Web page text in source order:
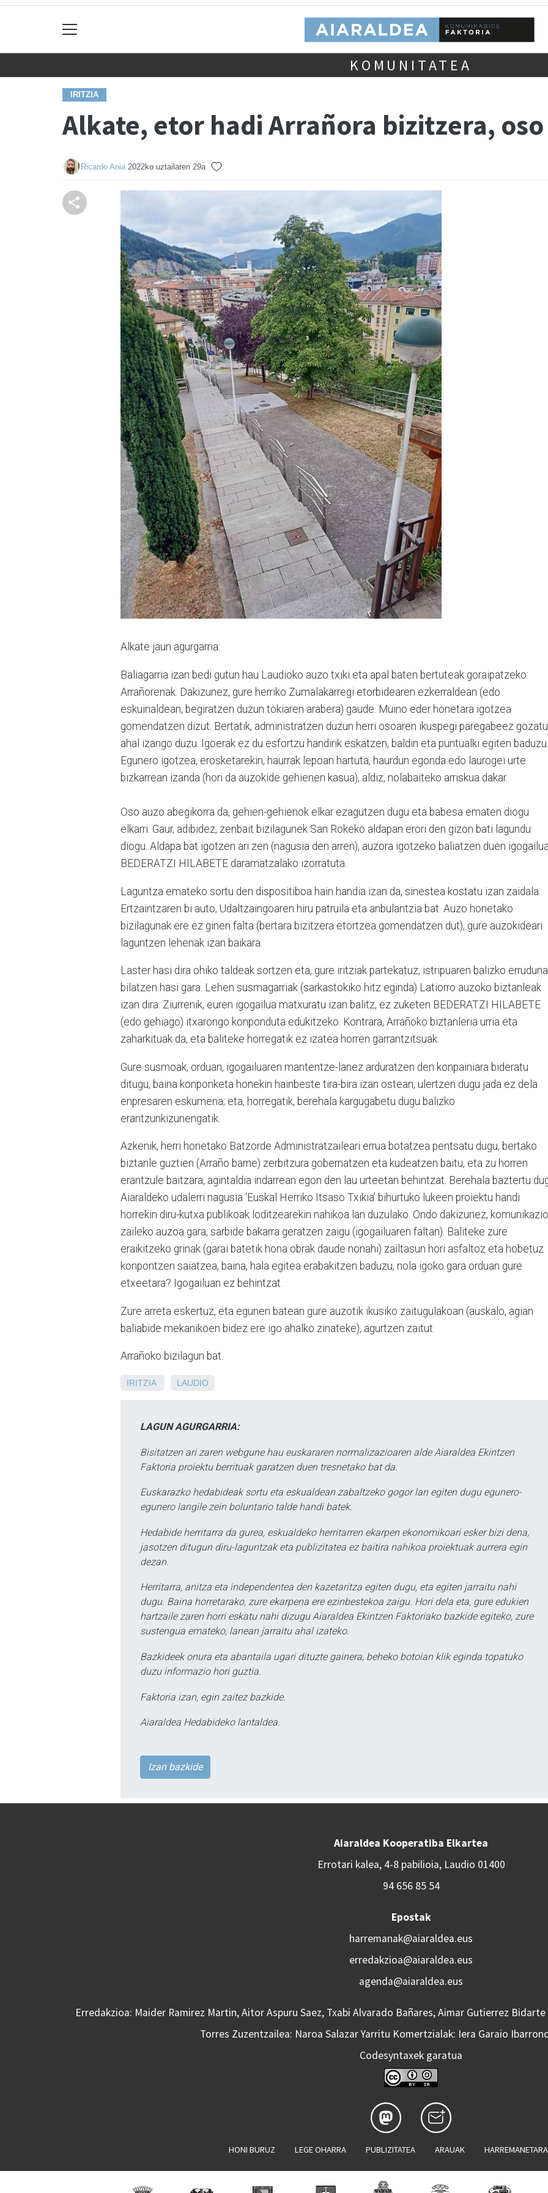
KOMUNITATEA
IRITZIA
Alkate, etor hadi Arrañora bizitzera,
Ricardo Ania 2022ko uztailaren 29a
Alkate jaun agurgarria:
Baliagarria izan bedi gutun hau Laudioko auzo txiki eta apal baten bertuteak goraipatzeko:
Arrañorenak. Dakizunez, gure herriko Zumalakarregi etorbidearen ezkerraldean (edo
eskuinaldean, begiratzen duzun tokiaren arabera) gaude. Muino eder honetara igotzea
gomendatzen dizut. Bertatik, administratzen duzun herri osoaren ikuspegi paregabeez gozatu
ahal izango duzu. Igoerak ez du esfortzu handirik eskatzen, baldin eta puntualki egiten baduzu.
Egunero igotzea, erosketarekin, haurrak lepoan hartuta, haurdun egonda edo laurogei urte
bizkarrean izanda (hori da auzokide gehienen kasua), aldiz, nolabaiteko arriskua dakar.
Oso auzo abegikorra da, gehien-gehienok elkar ezagutzen dugu eta babesa ematen diogu
elkarri. Gaur, adibidez, zenbait bizilagunek San Rokeko aldapan erori den gizon bati lagundu
diogu. Aldapa bat igotzen ari zen (nagusia den arren), auzora igotzeko baliatzen duen
BEDERATZI HILABETE daramatzalako izorratuta.
Laguntza emateko sortu den dispositiboa hain handia izan da, sinestea kostatu izan zaidala:
Ertzaintzaren bi auto, Udaltzaingoaren hiru patruila eta anbulantzia bat. Auzo honetako
bizilagunak ere ez ginen falta (bertara bizitzera etortzea gomendatzen dut), gure auzokideari
laguntzen lehenak izan baikara.
Laster hasi dira ohiko taldeak sortzen eta, gure iritziak partekatuz, istripuaren balizko
bilatzen hasi gara. Lehen susmagarriak (sarkastokiko hitz eginda) Latiorro auzoko biztanleak
izan dira. Ziurrenik, euren igogailua matxuratu izan balitz, ez zuketen BEDERATZI HILABETE
(edo gehiago) itxarongo konponduta edukitzeko. Kontrara, Arrañoko biztanleria urria eta
zaharkituak da, eta baliteke horregatik ez izatea horren garrantzitsuak.
Gure susmoak, orduan, igogailuaren mantentze-lanez arduratzen den konpainiara bideratu
ditugu, baina konponketa honekin hainbeste tira-bira izan ostean, ulertzen dugu jada ez dela
enpresaren eskumena; eta, horregatik, berehala kargugabetu dugu balizko
erantzunkizunengatik.
Azkenik, herri honetako Batzorde Administratzaileari errua botatzea pentsatu dugu, bertako
biztanle guztien (Arraño barne) zerbitzura gobernatzen eta kudeatzen baitu, eta zu horren
erantzule baitzara, agintaldia indarrean egon den lau urteetan behintzat. Berehala baztertu
Aiaraldeko udalerri nagusia ‘Euskal Herriko Itsaso Txikia’ bihurtuko lukeen proiektu handi
horrekin diru-kutxa publikoak loditzearekin nahikoa lan duzulako. Ondo dakizunez, komunikazio
zaileko auzoa gara, sarbide bakarra geratzen zaigu (igogailuaren faltan). Baliteke zure
eraikitzeko grinak (garai batetik hona obrak daude nonahi) zailtasun hori asfaltoz eta hobetuz
konpontzen saiatzea, baina, hala egitea erabakitzen baduzu, nola igoko gara orduan gure
etxeetara? Igogailuan ez behintzat.
Zure arreta eskertuz, eta egunen batean gure auzotik ikusiko zaitugulakoan (auskalo, agian
baliabide mekanikoen bidez ere igo ahalko zinateke), agurtzen zaitut.
Arrañoko bizilagun bat.
IRITZIA LAUDIO
LAGUN AGURGARRIA:
Bisitatzen ari zaren webgune hau euskararen normalizazioaren alde Aiaraldea Ekintzen
Faktoria proiektu berrituak garatzen duen tresnetako bat da.
Euskarazko hedabideak sortu eta eskualdean zabaltzeko gogor lan egiten dugu egunero-
egunero langile zein boluntario talde handi batek.
Hedabide herritarra da gurea, eskualdeko herritarren ekarpen ekonomikoari esker bizi dena,
jasotzen ditugun diru-laguntzak eta publizitatea ez baitira nahikoa proiektuak aurrera egin
dezan.
Herritarra, anitza eta independentea den kazetaritza egiten dugu, eta egiten jarraitu nahi
dugu. Baina horretarako, zure ekarpena ere ezinbestekoa zaigu. Hori dela eta, gure edukien
hartzaile zaren horri eskatu nahi dizugu Aiaraldea Ekintzen Faktoriako bazkide egiteko, zure
sustengua emateko, lanean jarraitu ahal izateko.
Bazkideek onura eta abantaila ugari dituzte gainera, beheko botoian klik eginda topatuko
duzu informazio hori guztia.
Faktoria izan, egin zaitez bazkide.
Aiaraldea Hedabideko lantaldea.
Izan bazkide
Aiaraldea Kooperatiba Elkartea
Errotari kalea, 4-8 pabilioia, Laudio 01400
94 656 85 54
Epostak
harremanak@aiaraldea.eus
erredakzioa@aiaraldea.eus
agenda@aiaraldea.eus
Erredakzioa: Maider Ramirez Martin, Aitor Aspuru Saez, Txabi Alvarado Bañares, Aimar Gutierrez
Torres Zuzentzailea: Naroa Salazar Yarritu Komertzialak: Iera Garaio
Codesyntaxek garatua
HONI BURUZ LEGE OHARRA PUBLIZITATEA ARAUAK